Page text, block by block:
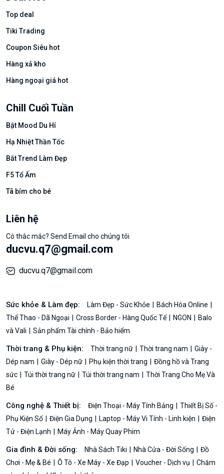
Top deal
Tiki Trading
Coupon Siêu hot
Hàng xả kho
Hàng ngoại giá hot
Chill Cuối Tuần
Bật Mood Du Hí
Hạ Nhiệt Thần Tốc
Bắt Trend Làm Đẹp
F5 Tổ Ấm
Tã bỉm cho bé
Liên hệ
Có thắc mắc? Send Email cho chúng tôi
ducvu.q7@gmail.com
ducvu.q7@gmail.com
Sức khỏe & Làm đẹp: Làm Đẹp - Sức Khỏe
Bách Hóa Online
Thể Thao - Dã Ngoại
Cross Border - Hàng Quốc Tế NGON
Balo
và Vali
Sản phẩm Tài chính - Bảo hiểm
Thời trang & Phụ kiện: Thời trang nữ Thời trang nam
Giày -
Dép nam
Giày - Dép nữ Phụ kiện thời trang
Đồng hồ và Trang
sức
Túi thời trang nữ Túi thời trang nam
Thời Trang Cho Mẹ Và
Bé
Công nghệ & Thiết bị: Điện Thoại - Máy Tính Bảng
Thiết Bị Số -
Phụ Kiện Số
Điện Gia Dụng Laptop - Máy Vi Tính - Linh kiện
Điện
Tử - Điện Lạnh
Máy Ảnh - Máy Quay Phim
Gia đình & Đời sống: Nhà Sách Tiki Nhà Cửa - Đời Sống
Đồ
Chơi - Mẹ & Bé
Ô Tô - Xe Máy - Xe Đạp Voucher - Dịch vụ
Chăm